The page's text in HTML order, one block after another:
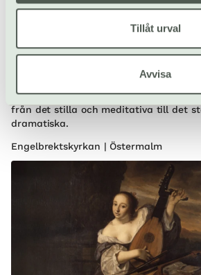
Tillåt urval
Avvisa
Sommarorgel i
Under nio torsdagskvällar fylls kyrkan
från det stilla och meditativa till det
dramatiska.
Engelbrektskyrkan | Östermalm